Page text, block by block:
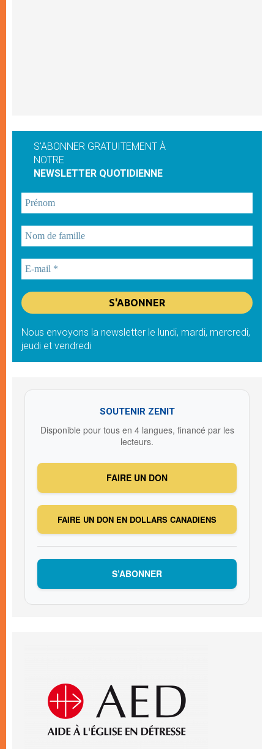
S'ABONNER GRATUITEMENT À
NOTRE
NEWSLETTER QUOTIDIENNE
Nous envoyons la newsletter le lundi, mardi, mercredi,
jeudi et vendredi
SOUTENIR ZENIT
Disponible pour tous en 4 langues, financé par les
lecteurs.
FAIRE UN DON
FAIRE UN DON EN DOLLARS CANADIENS
S’ABONNER